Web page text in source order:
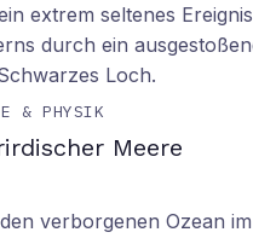
extrem seltenes
durch ein
Loch.
& PHYSIK
Meere
verborgenen Ozean